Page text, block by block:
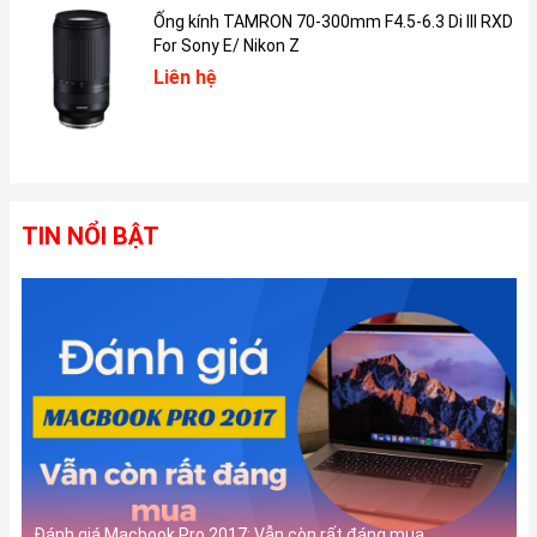
hình Liquid Retina trên iPad Pro 2020 là một trong những màn
hình tốt nhất ở thời điểm đó. Màu sắc hiển thị tươi sáng, số
lượng màu rộng và sử dụng công nghệ ProMotion để tự động
Màn hình có độ phân giải 2732 x 2048 và tỷ lệ điểm ảnh là 264
ppi. Độ sáng màn hình lên tới 600 nits, độ phản xạ 1,8% và có lớp
phủ chống phản xạ, chống hiển thị vân tay khi sử dụng.
Camera 12 MB, Camera TrueDepth và Face ID
Ống kính TAMRON 70-300mm F4.5-6.3 Di III RXD
For Sony E/ Nikon Z
Liên hệ
TIN NỔI BẬT